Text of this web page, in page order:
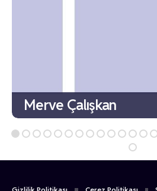
Merve Çalışkan